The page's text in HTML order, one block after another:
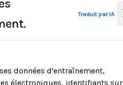
Traduit par IA
données d'entraînement,
électroniques, identifiants sur